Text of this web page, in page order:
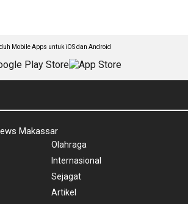
Mobile Apps untuk iOS dan Android
Makassar
Olahraga
Internasional
Sejagat
Artikel